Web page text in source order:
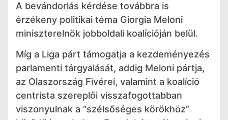
A bevándorlás kérdése továbbra is
érzékeny politikai téma Giorgia Meloni
miniszterelnök jobboldali koalícióján belül.
Míg a Liga párt támogatja a kezdeményezés
parlamenti tárgyalását, addig Meloni pártja,
az Olaszország Fivérei, valamint a koalíció
centrista szereplői visszafogottabban
viszonyulnak a “szélsőséges körökhöz”